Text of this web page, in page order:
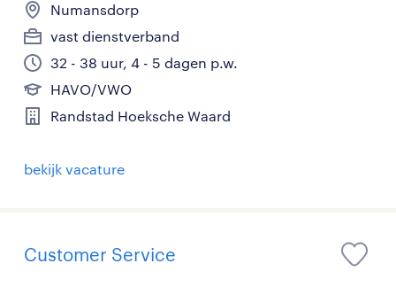
Numansdorp
vast dienstverband
32 - 38 uur, 4 - 5 dagen p.w.
HAVO/VWO
Randstad Hoeksche Waard
bekijk vacature
Customer Service